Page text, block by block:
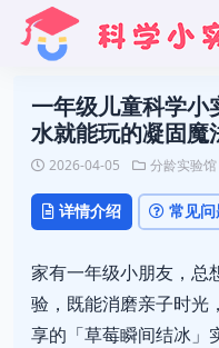
一年级儿童科学
水就能玩的凝固魔
2026-04-05 分龄实验馆
详情介绍 常见问
家有一年级小朋友，总
验，既能消磨亲子时光
享的「草莓瞬间结冰